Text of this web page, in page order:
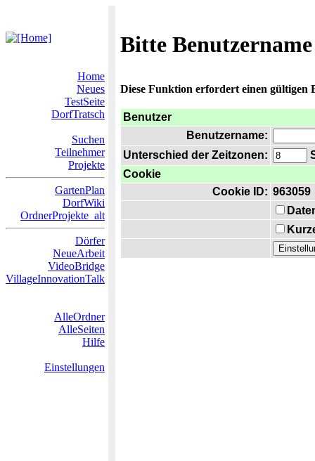
Bitte
Home
Neues
TestSeite
DorfTratsch
Suchen
Teilnehmer
Projekte
GartenPlan
DorfWiki
OrdnerProjekte_alt
Dörfer
NeueArbeit
VideoBridge
VillageInnovationTalk
AlleOrdner
AlleSeiten
Hilfe
Einstellungen
Diese Funktion erfordert einen gültigen
Benutzer
Benutzername:
Unterschied der Zeitzonen:
Cookie
Cookie ID: 963059